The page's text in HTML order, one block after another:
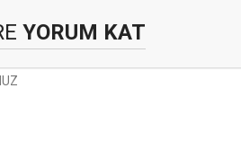
YORUM KAT